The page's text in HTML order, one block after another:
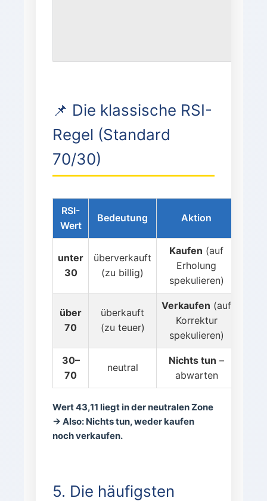
📌 Die klassische RSI-
Regel (Standard
70/30)
RSI-
Wert
Bedeutung Aktion
unter
30
überverkauft
(zu billig)
Kaufen (auf
Erholung
spekulieren)
über
70
überkauft
(zu teuer)
Verkaufen (auf
Korrektur
spekulieren)
30–
70
neutral
Nichts tun –
abwarten
Wert 43,11 liegt in der neutralen Zone
→ Also: Nichts tun, weder kaufen
noch verkaufen.
5. Die häufigsten